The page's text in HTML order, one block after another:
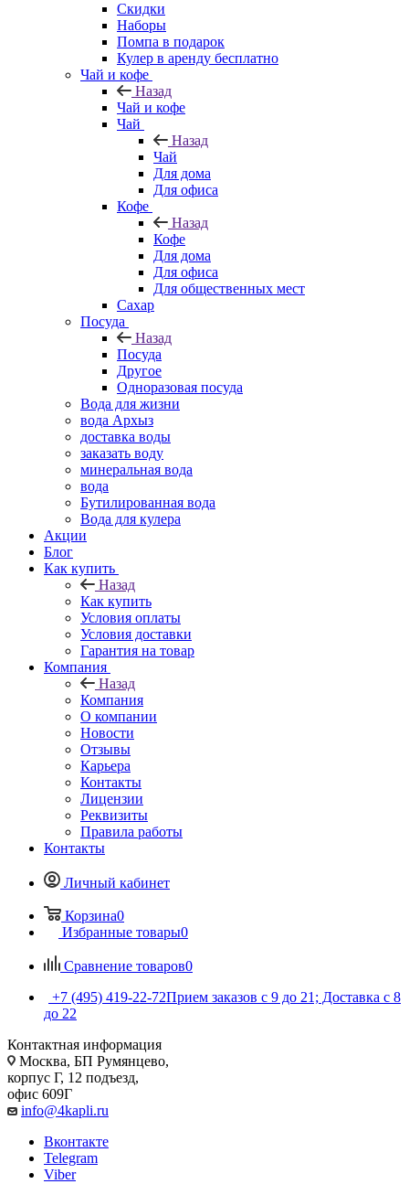
Скидки
Наборы
Помпа в подарок
Кулер в аренду бесплатно
Чай и кофе
Назад
Чай и кофе
Чай
Назад
Чай
Для дома
Для офиса
Кофе
Назад
Кофе
Для дома
Для офиса
Для общественных мест
Сахар
Посуда
Назад
Посуда
Другое
Одноразовая посуда
Вода для жизни
вода Архыз
доставка воды
заказать воду
минеральная вода
вода
Бутилированная вода
Вода для кулера
Акции
Блог
Как купить
Назад
Как купить
Условия оплаты
Условия доставки
Гарантия на товар
Компания
Назад
Компания
О компании
Новости
Отзывы
Карьера
Контакты
Лицензии
Реквизиты
Правила работы
Контакты
Личный кабинет
Корзина0
Избранные товары0
Сравнение товаров0
+7 (495) 419-22-72Прием заказов с 9 до 21; Доставка с 8
до 22
Контактная информация
Москва, БП Румянцево,
корпус Г, 12 подъезд,
офис 609Г
info@4kapli.ru
Вконтакте
Telegram
Viber